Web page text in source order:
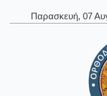
Παρασκευή, 07